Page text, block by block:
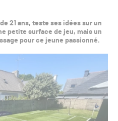
21 ans, teste ses idées sur un
petite surface de jeu, mais un
pour ce jeune passionné.